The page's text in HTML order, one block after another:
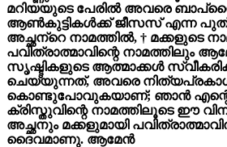
മറിയയുടെ പേരിൽ അവരെ
ആൺകുട്ടികൾക്ക് ജീസസ് എന്ന
അച്ഛന്‌റെ നാമത്തിൽ, † മക്കളുടെ
പവിത്രാത്മാവിന്റെ നാമത്തിലും
സൃഷ്ടികളുടെ ആത്മാക്കൾ
ചെയ്യുന്നത്, അവരെ
കൊണ്ടുപോവുകയാണ്; ഞാൻ
ക്രിസ്തുവിന്റെ നാമത്തിലൂടെ ഈ
അച്ഛനും മക്കളുമായി പവിത്രാത്മാവിൽ
ദൈവമാണു. ആമേൻ